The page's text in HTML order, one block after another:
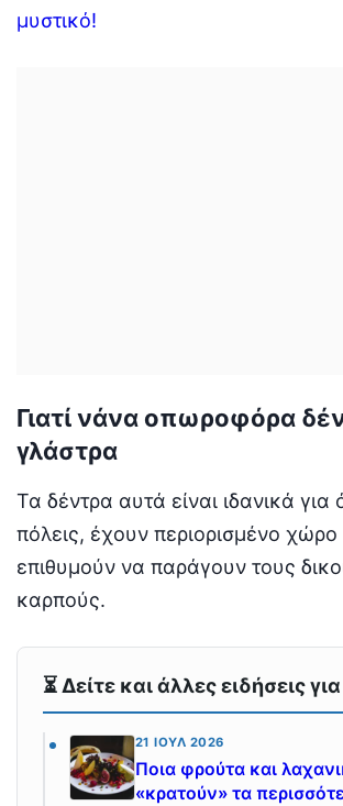
μυστικό!
Γιατί νάνα οπωροφόρα
γλάστρα
Τα δέντρα αυτά είναι ιδανικά
πόλεις, έχουν περιορισμένο χώρο
επιθυμούν να παράγουν τους
καρπούς.
⏳ Δείτε και άλλες ειδήσεις για
21 ΙΟΎΛ 2026
Ποια φρούτα και
«κρατούν» τα